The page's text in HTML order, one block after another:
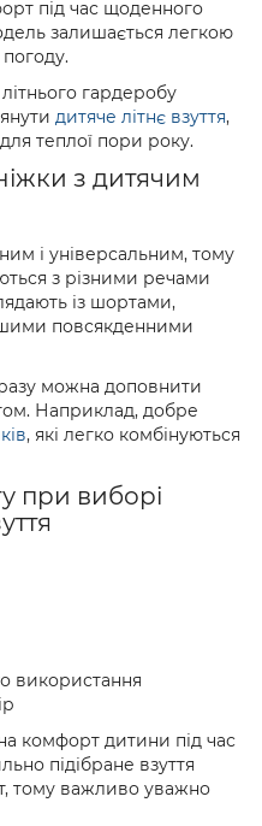
під час щоденного
залишається легкою
гардеробу
дитяче літнє взуття,
теплої пори року.
з дитячим
і універсальним, тому
з різними речами
із шортами,
повсякденними
можна доповнити
Наприклад, добре
, які легко комбінуються
при виборі
використання
комфорт дитини під час
підібране взуття
тому важливо уважно